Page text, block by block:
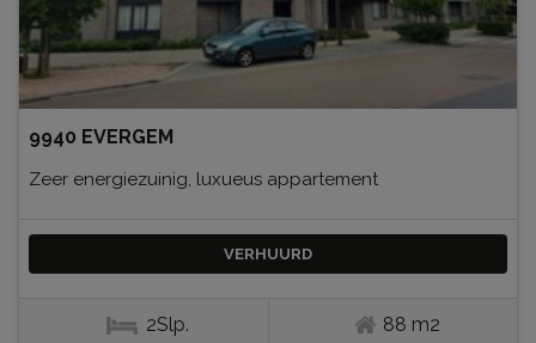
9940 EVERGEM
Zeer energiezuinig, luxueus appartement
VERHUURD
2Slp. 88 m2